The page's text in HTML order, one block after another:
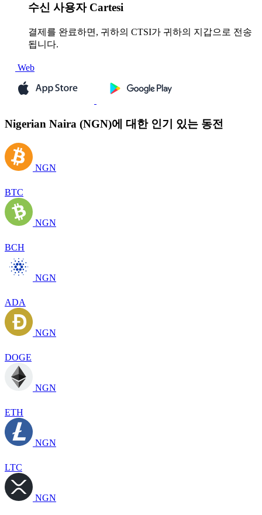
수신 사용자 Cartesi
결제를 완료하면, 귀하의 CTSI가 귀하의 지갑으로 전송
됩니다.
Web
Nigerian Naira (NGN)에 대한 인기 있는 동전
NGN
BTC
NGN
BCH
NGN
ADA
NGN
DOGE
NGN
ETH
NGN
LTC
NGN